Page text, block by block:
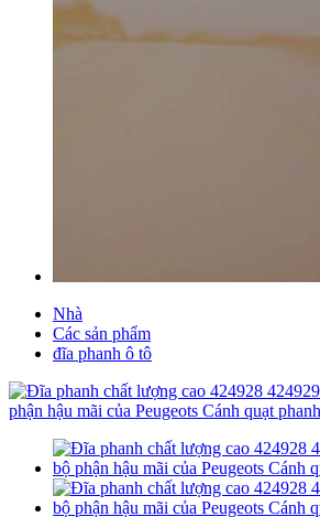
Nhà
Các sản phẩm
đĩa phanh ô tô